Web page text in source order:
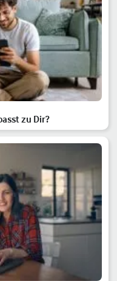
zu Dir?